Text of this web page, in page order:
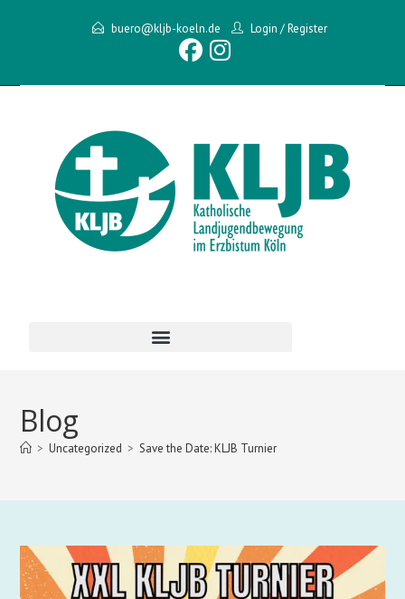
buero@kljb-koeln.de Login /Register
Blog
> Uncategorized > Save the Date: KLJB Turnier